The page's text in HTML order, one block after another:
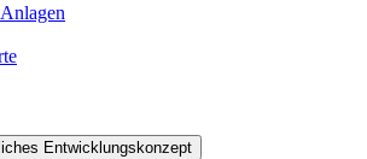
Anlagen
Entwicklungskonzept